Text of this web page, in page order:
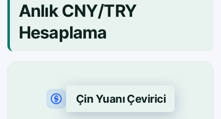
Anlık CNY/TRY
Hesaplama
Çin Yuanı Çevirici